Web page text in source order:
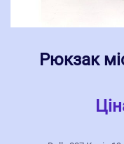
Рюкзак